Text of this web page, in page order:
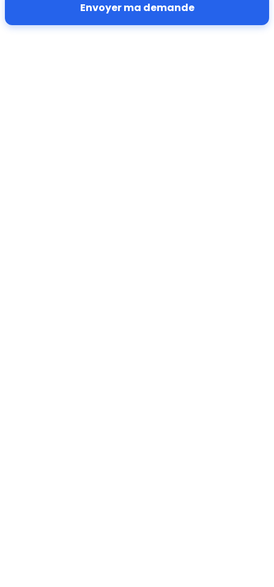
Envoyer ma demande